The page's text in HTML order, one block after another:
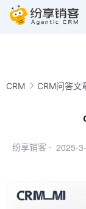
CRM CRM问答文
纷享销客 · 2025-